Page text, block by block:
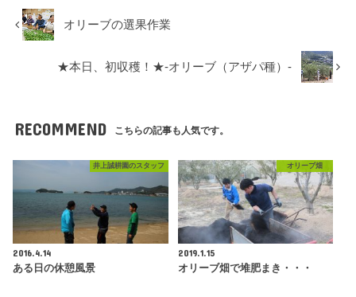
オリーブの選果作業
★本日、初収穫！★-オリーブ（アザパ種）-
RECOMMEND こちらの記事も人気です。
井上誠耕園のスタッフ
2016.4.14
ある日の休憩風景
オリーブ畑
2019.1.15
オリーブ畑で堆肥まき・・・